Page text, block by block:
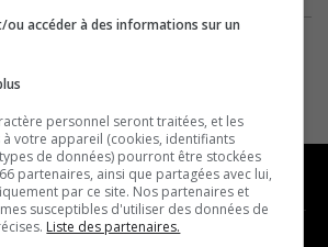
MUSIQUE
ou accéder à des informations sur un
personnel seront traitées, et les
votre appareil (cookies, identifiants
de données) pourront être stockées
partenaires, ainsi que partagées avec lui,
par ce site. Nos partenaires et
susceptibles d'utiliser des données de
Liste des partenaires.